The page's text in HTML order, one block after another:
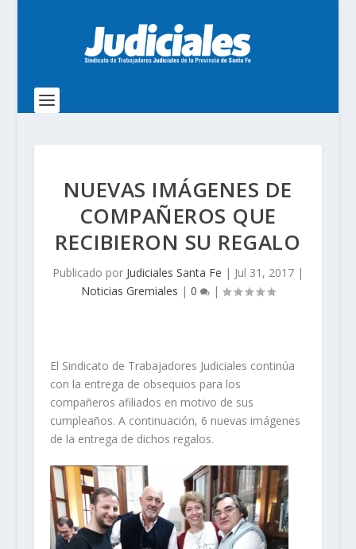
NUEVAS IMÁGENES DE
COMPAÑEROS QUE
RECIBIERON SU REGALO
Publicado por Judiciales Santa Fe | Jul 31, 2017|
Noticias Gremiales | 0 |
El Sindicato de Trabajadores Judiciales continúa
con la entrega de obsequios para los
compañeros afiliados en motivo de sus
cumpleaños. A continuación, 6 nuevas imágenes
de la entrega de dichos regalos.